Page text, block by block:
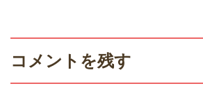
コメントを残す